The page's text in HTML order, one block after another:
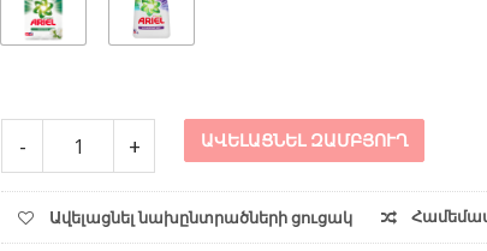
-
փոշի
3.կգ
quantity
+ ԱՎԵԼԱՑՆԵԼ ԶԱՄԲՅՈՒՂ
Ավելացնել նախընտրածների ցուցակ